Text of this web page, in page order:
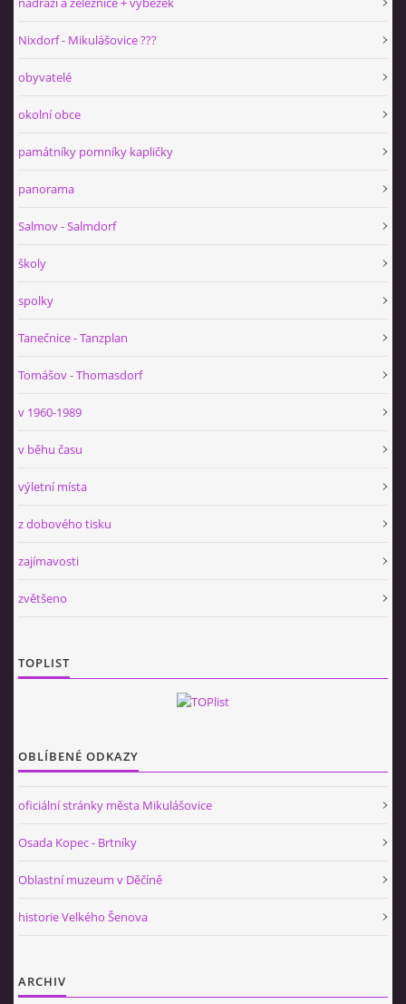
Nixdorf - Mikulášovice ???
obyvatelé
okolní obce
památníky pomníky kapličky
panorama
Salmov - Salmdorf
školy
spolky
Tanečnice - Tanzplan
Tomášov - Thomasdorf
v 1960-1989
v běhu času
výletní místa
z dobového tisku
zajímavosti
zvětšeno
TOPLIST
OBLÍBENÉ ODKAZY
oficiální stránky města Mikulášovice
Osada Kopec - Brtníky
Oblastní muzeum v Děčíně
historie Velkého Šenova
ARCHIV